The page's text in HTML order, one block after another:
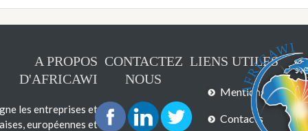
A PROPOS
D'AFRICAWI
les entreprises et
européennes et
CONTACTEZ
NOUS
LIENS UTILES
Mentions légales
Contacts